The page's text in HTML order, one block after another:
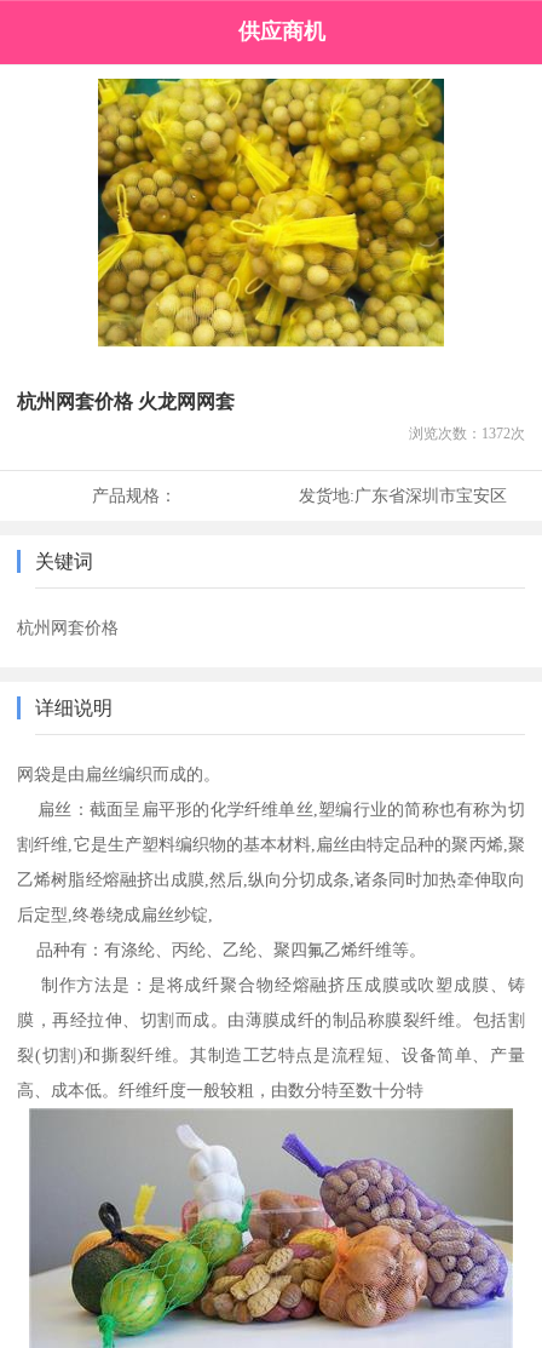
供应商机
杭州网套价格 火龙网网套
浏览次数： 1372次
产品规格： 发货地:广东省深圳市宝安区
关键词
杭州网套价格
详细说明
网袋是由扁丝编织而成的。
扁丝：截面呈扁平形的化学纤维单丝,塑编行业的简称也有称为切
割纤维,它是生产塑料编织物的基本材料,扁丝由特定品种的聚丙烯,聚
乙烯树脂经熔融挤出成膜,然后,纵向分切成条,诸条同时加热牵伸取向
后定型,终卷绕成扁丝纱锭,
品种有：有涤纶、丙纶、乙纶、聚四氟乙烯纤维等。
制作方法是：是将成纤聚合物经熔融挤压成膜或吹塑成膜、铸
膜，再经拉伸、切割而成。由薄膜成纤的制品称膜裂纤维。包括割
裂(切割)和撕裂纤维。其制造工艺特点是流程短、设备简单、产量
高、成本低。纤维纤度一般较粗，由数分特至数十分特